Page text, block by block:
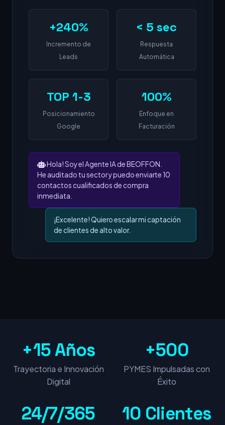
+240%
Incremento de
Leads
< 5 sec
Respuesta
Automática
TOP 1-3
Posicionamiento
Google
100%
Enfoque en
Facturación
Hola! Soy el Agente IA de BEOFFON.
He auditado tu sector y puedo enviarte 10
contactos cualificados de compra
inmediata.
¡Excelente! Quiero escalar mi captación
de clientes de alto valor.
+15 Años
Trayectoria e Innovación
Digital
+500
PYMES Impulsadas con
Éxito
24/7/365 10 Clientes